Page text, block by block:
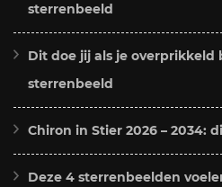
sterrenbeeld
Dit doe jij als je overprikkeld
sterrenbeeld
Chiron in Stier 2026 – 2034:
Deze 4 sterrenbeelden